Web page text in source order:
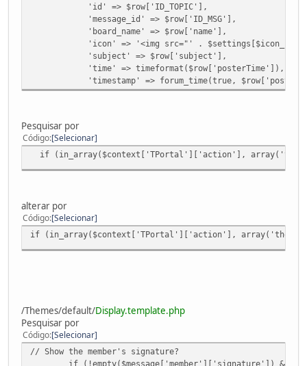
'id' => $row['ID_TOPIC'],
'message_id' => $row['ID_MSG'],
'board_name' => $row['name'],
'icon' => '<img src="' .
'subject' => $row['subject'],
'time' => timeformat($row['posterTime']),
'timestamp' => forum_time(true,
Pesquisar por
Código Selecionar
if (in_array($context['TPortal']['action'],
alterar por
Código Selecionar
if (in_array($context['TPortal']['action'],
/Themes/default/Display.template.php
Pesquisar por
Código Selecionar
// Show the member's signature?
if (!empty($message['member']['signature']) &&